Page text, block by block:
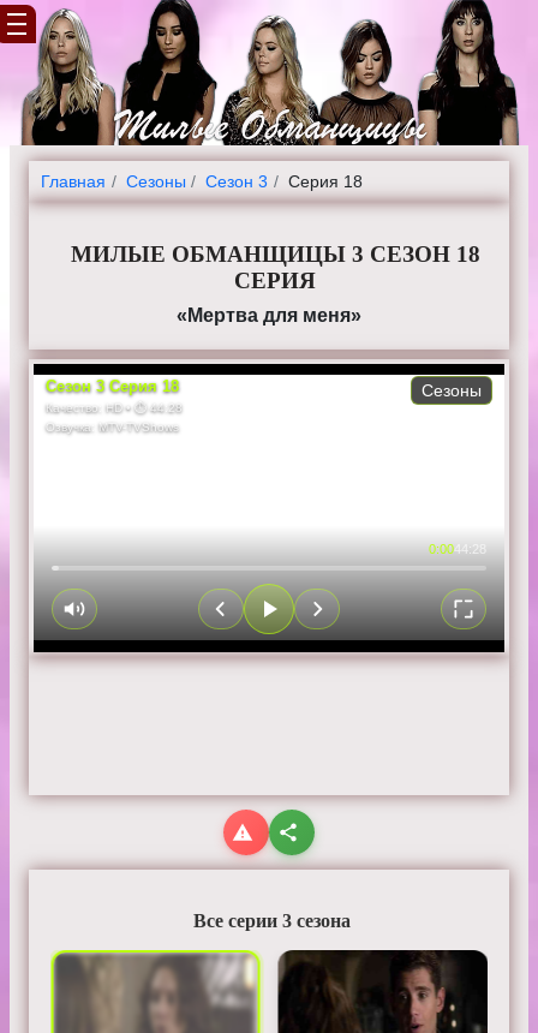
Главная Cезоны Сезон 3 Серия 18
МИЛЫЕ ОБМАНЩИЦЫ 3 СЕЗОН 18
СЕРИЯ
«Мертва для меня»
Сезон 3 Серия 18
Качество: HD• ⏱ 44:28
Озвучка: MTV-TVShows
0:0044:28
Сезоны
Все серии 3 сезона